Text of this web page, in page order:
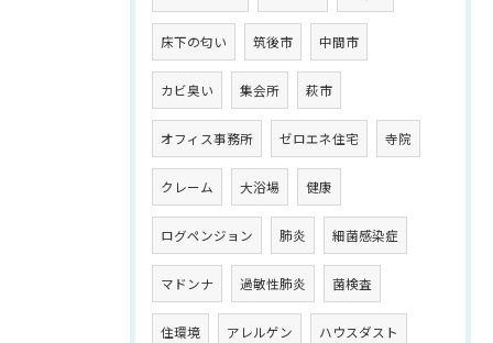
床下の匂い 筑後市 中間市
カビ臭い 集会所 萩市
オフィス事務所 ゼロエネ住宅 寺院
クレーム 大浴場 健康
ログペンジョン 肺炎 細菌感染症
マドンナ 過敏性肺炎 菌検査
住環境 アレルゲン ハウスダスト